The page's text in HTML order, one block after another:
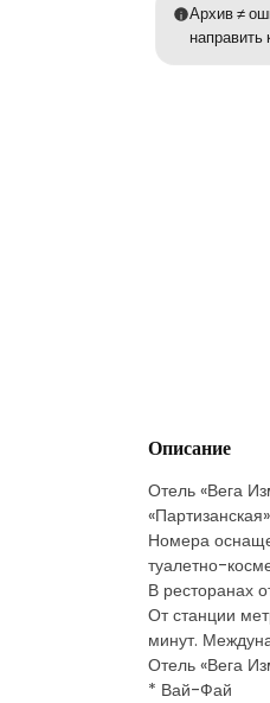
Архив ≠
направить
Описание
Отель «Вега
Номера
туалетно-
В ресторанах
От станции
минут.
Отель «Вега
* Вай-Фай